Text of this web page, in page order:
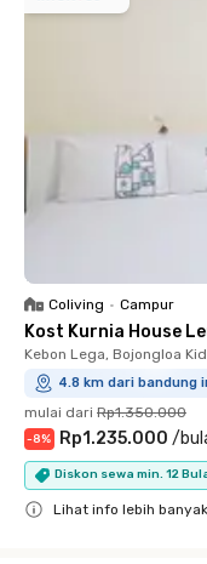
Coliving • Campur
Kost Kurnia House
Kebon Lega, Bojongloa
4.8 km dari bandung
mulai dari Rp1.350.000
-8% Rp1.235.000 /
Diskon sewa min. 12
Lihat info lebih banyak